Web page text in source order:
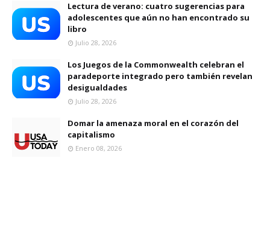
Lectura de verano: cuatro sugerencias para
adolescentes que aún no han encontrado su
libro
Julio 28, 2026
Los Juegos de la Commonwealth celebran el
paradeporte integrado pero también revelan
desigualdades
Julio 28, 2026
Domar la amenaza moral en el corazón del
capitalismo
Enero 08, 2026